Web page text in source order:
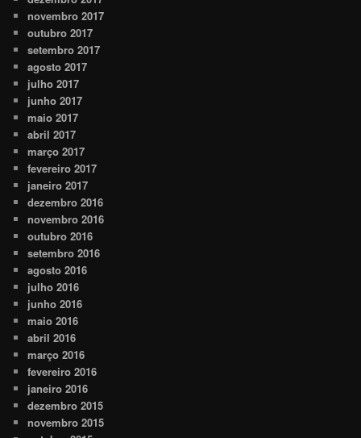
novembro 2017
outubro 2017
setembro 2017
agosto 2017
julho 2017
junho 2017
maio 2017
abril 2017
março 2017
fevereiro 2017
janeiro 2017
dezembro 2016
novembro 2016
outubro 2016
setembro 2016
agosto 2016
julho 2016
junho 2016
maio 2016
abril 2016
março 2016
fevereiro 2016
janeiro 2016
dezembro 2015
novembro 2015